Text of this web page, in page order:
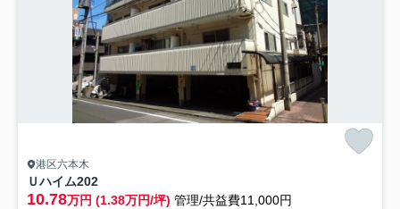
港区六本木
Ｕハイム202
10.78万円 (1.38万円/坪) 管理/共益費11,000円